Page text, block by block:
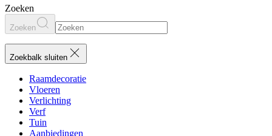
Zoeken
Zoeken
Zoekbalk sluiten
Raamdecoratie
Vloeren
Verlichting
Verf
Tuin
Aanbiedingen